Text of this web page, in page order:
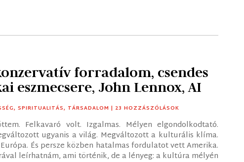
forradalom, csendes
eszmecsere, John Lennox, AI
,SPIRITUALITÁS, TÁRSADALOM | 23 HOZZÁSZÓLÁSOK
Felkavaró volt. Izgalmas. Mélyen elgondolkodtató.
ugyanis a világ. Megváltozott a kulturális klíma.
És persze közben hatalmas fordulatot vett Amerika.
leírhatnám, ami történik, de a lényeg: a kultúra mélyén